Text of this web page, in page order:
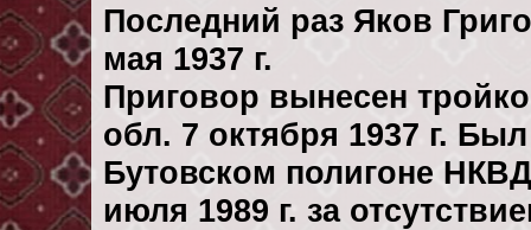
Последний раз Яков
мая 1937 г.
Приговор вынесен
обл. 7 октября 1937 г.
Бутовском полигоне
июля 1989 г. за